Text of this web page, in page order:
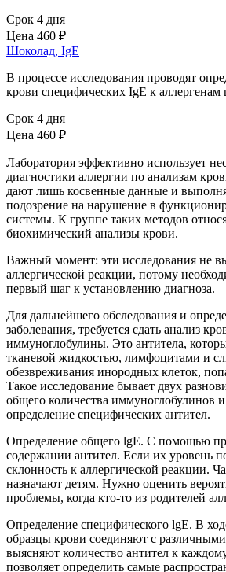
Срок 4 дня
Цена 460 ₽
Шоколад, IgE
В процессе исследования проводят
крови специфических IgE к аллергенам
Срок 4 дня
Цена 460 ₽
Лаборатория эффективно использует
диагностики аллергии по анализам
дают лишь косвенные данные и
подозрение на нарушение в
системы. К группе таких методов
биохимический анализы крови.
Важный момент: эти исследования не
аллергической реакции, потому
первый шаг к установлению диагноза.
Для дальнейшего обследования и
заболевания, требуется сдать анализ
иммуноглобулины. Это антитела,
тканевой жидкостью, лимфоцитами и
обезвреживания инородных клеток,
Такое исследование бывает двух
общего количества иммуноглобулинов
определение специфических антител.
Определение общего lgE. С помощью
содержании антител. Если их уровень
склонность к аллергической реакции.
назначают детям. Нужно оценить
проблемы, когда кто-то из родителей
Определение специфического lgE. В
образцы крови соединяют с
выясняют количество антител к
позволяет определить самые